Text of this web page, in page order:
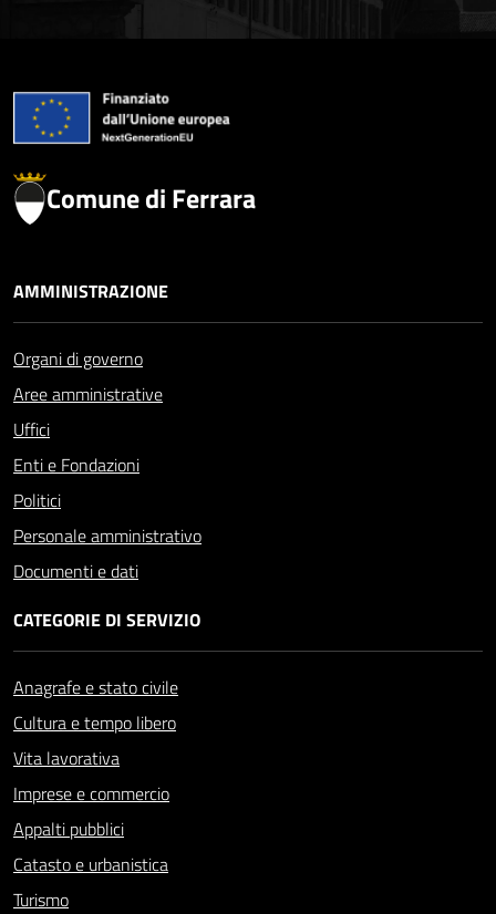
Comune di Ferrara
AMMINISTRAZIONE
Organi di governo
Aree amministrative
Uffici
Enti e Fondazioni
Politici
Personale amministrativo
Documenti e dati
CATEGORIE DI SERVIZIO
Anagrafe e stato civile
Cultura e tempo libero
Vita lavorativa
Imprese e commercio
Appalti pubblici
Catasto e urbanistica
Turismo